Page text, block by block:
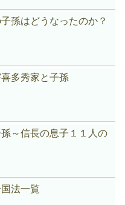
孫はどうなったのか？
多秀家と子孫
～信長の息子１１人の
法一覧